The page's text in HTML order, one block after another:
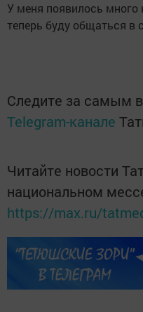
У меня появилось
теперь буду общаться в
Следите за самым
Telegram-канале
Читайте новости
национальном
https://max.ru/